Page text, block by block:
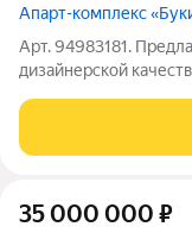
Апарт-комплекс
Арт. 94983181.
дизайнерской
Апартамент
кв.м. Кухня-гостиная,
35 000 000 ₽